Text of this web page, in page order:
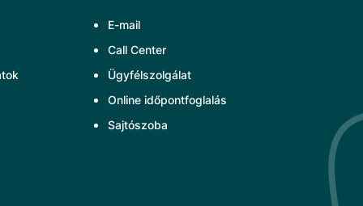
E-mail
Call Center
Ügyfélszolgálat
Online időpontfoglalás
Sajtószoba